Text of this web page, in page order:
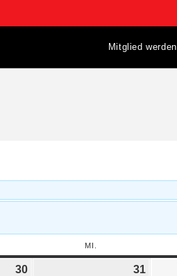
Mitglied werden
MI.
30 31